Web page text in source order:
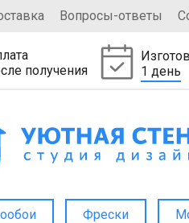
Вопросы-ответы
получения
1 день
Фрески